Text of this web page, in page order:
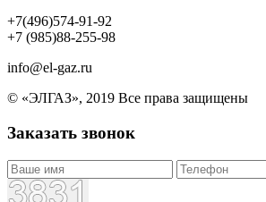
+7(496)574-91-92
+7 (985)88-255-98
info@el-gaz.ru
© «ЭЛГАЗ», 2019 Все права защищены
Заказать звонок